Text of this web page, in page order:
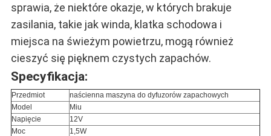
sprawia, że ​​niektóre okazje, w których brakuje
zasilania, takie jak winda, klatka schodowa i
miejsca na świeżym powietrzu, mogą również
cieszyć się pięknem czystych zapachów.
Specyfikacja:
Przedmiot
naścienna maszyna do dyfuzorów zapachowych
Model
Miu
Napięcie
12V
Moc
1,5W